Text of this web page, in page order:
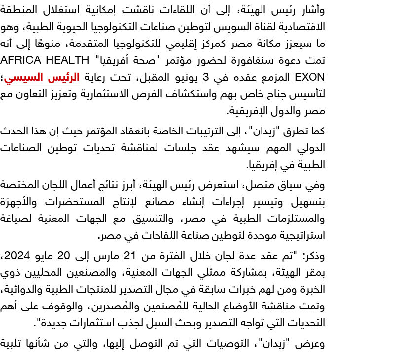
وأشار رئيس الهيئة، إلى أن اللقاءات ناقشت إمكانية استغلال المنطقة
الاقتصادية لقناة السويس لتوطين صناعات التكنولوجيا الحيوية الطبية، وهو
ما سيعزز مكانة مصر كمركز إقليمي للتكنولوجيا المتقدمة، منوهًا إلى أنه
تمت دعوة سنغافورة لحضور مؤتمر "صحة أفريقيا" AFRICA HEALTH
EXON المزمع عقده في 3 يونيو المقبل، تحت رعاية
الرئيس السيسي؛
لتأسيس جناح خاص بهم واستكشاف الفرص الاستثمارية وتعزيز التعاون مع
مصر والدول الإفريقية.
كما تطرق "زيدان"، إلى الترتيبات الخاصة بانعقاد المؤتمر حيث إن هذا الحدث
الدولي المهم سيشهد عقد جلسات لمناقشة تحديات توطين الصناعات
الطبية في إفريقيا.
وفي سياق متصل، استعرض رئيس الهيئة، أبرز نتائج أعمال اللجان المختصة
بتسهيل وتيسير إجراءات إنشاء مصانع لإنتاج المستحضرات والأجهزة
والمستلزمات الطبية في مصر، والتنسيق مع الجهات المعنية لصياغة
استراتيجية موحدة لتوطين صناعة اللقاحات في مصر.
وذكر: "تم عقد عدة لجان خلال الفترة من 21 مارس إلى 20 مايو 2024،
بمقر الهيئة، بمشاركة ممثلي الجهات المعنية، والمصنعين المحليين ذوي
الخبرة ومن لهم خبرات سابقة في مجال التصدير للمنتجات الطبية والدوائية،
وتمت مناقشة الأوضاع الحالية للمُصنعين والمُصدرين، والوقوف على أهم
التحديات التي تواجه التصدير وبحث السبل لجذب استثمارات جديدة".
وعرض "زيدان"، التوصيات التي تم التوصل إليها، والتي من شأنها تلبية